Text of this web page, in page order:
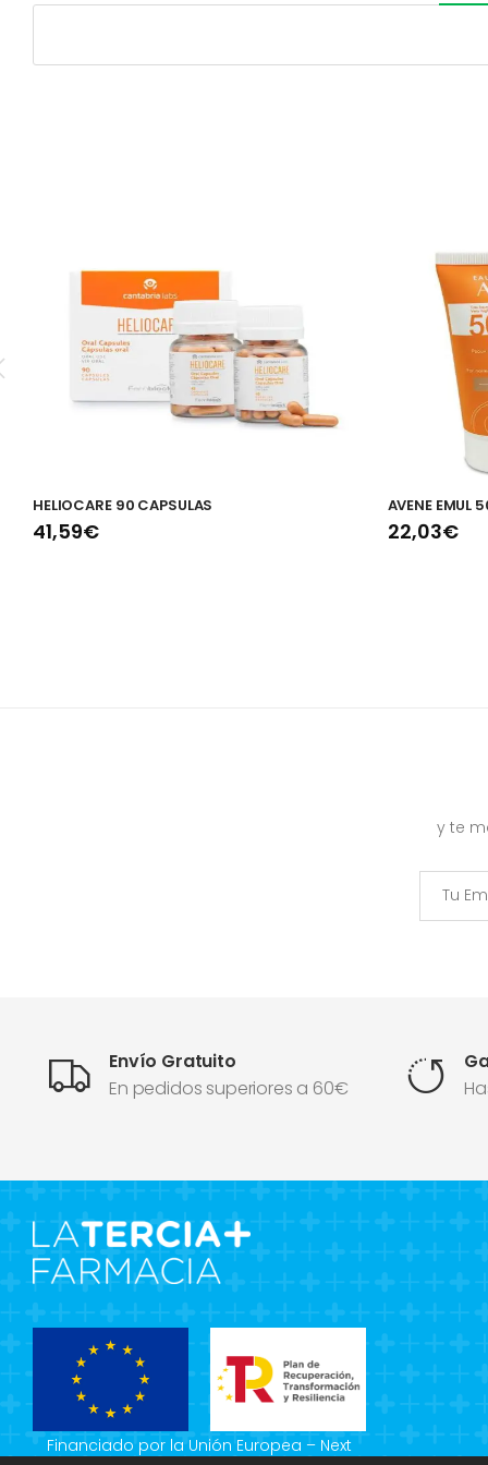
HELIOCARE 90 CAPSULAS
41,59€
AVENE EMUL
22,03€
y te
Envío Gratuito
En pedidos superiores a 60€
Financiado por la Unión Europea – Next